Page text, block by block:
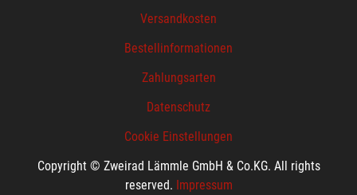
Versandkosten
Bestellinformationen
Zahlungsarten
Datenschutz
Cookie Einstellungen
Copyright © Zweirad Lämmle GmbH & Co.KG. All rights
reserved. Impressum